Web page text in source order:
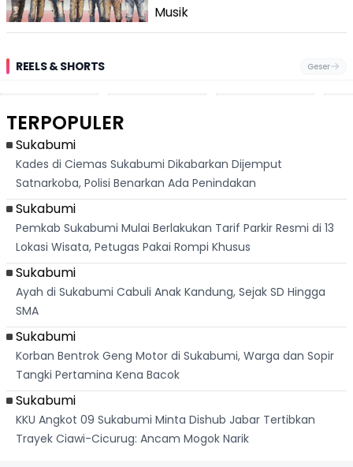
Musik
REELS & SHORTS Geser
Pantai
Dari
Palabuhanratu
TERPOPULER
Sukabumi
Kades di Ciemas Sukabumi Dikabarkan Dijemput
Satnarkoba, Polisi Benarkan Ada Penindakan
Sukabumi
Pemkab Sukabumi Mulai Berlakukan Tarif Parkir Resmi di 13
Lokasi Wisata, Petugas Pakai Rompi Khusus
Sukabumi
Ayah di Sukabumi Cabuli Anak Kandung, Sejak SD Hingga
SMA
Sukabumi
Korban Bentrok Geng Motor di Sukabumi, Warga dan Sopir
Tangki Pertamina Kena Bacok
Sukabumi
KKU Angkot 09 Sukabumi Minta Dishub Jabar Tertibkan
Trayek Ciawi-Cicurug: Ancam Mogok Narik